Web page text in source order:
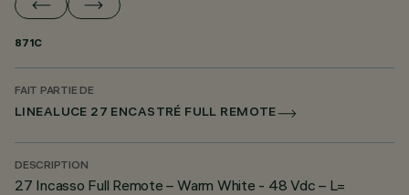
871C
FAIT PARTIE DE
LINEALUCE 27 ENCASTRÉ FULL REMOTE
DESCRIPTION
27 Incasso Full Remote – Warm White - 48 Vdc – L=